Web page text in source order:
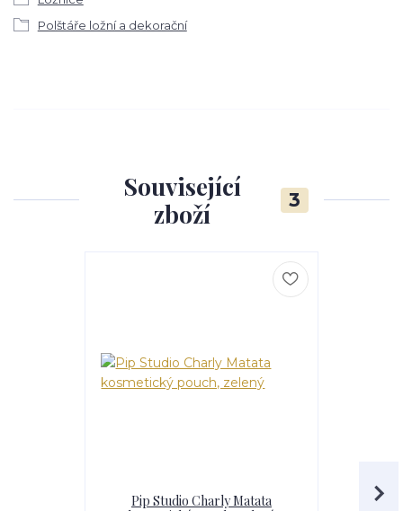
Polštáře ložní a dekorační
Související
zboží
3
Pip Studio Charly Matata
Pip